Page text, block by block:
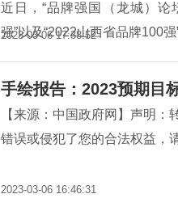
近日，“品牌强国（龙城）论
强”以及“2022山西省品牌100
2023-03-06 17:38:52
手绘报告：2023预期目
【来源：中国政府网】声明
错误或侵犯了您的合法权益，
2023-03-06 16:46:31